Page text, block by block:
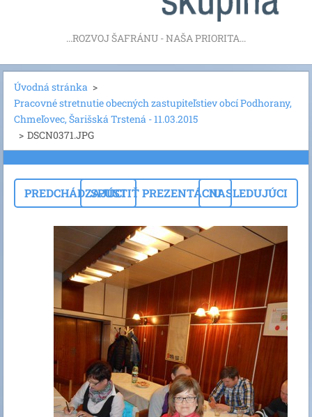
...ROZVOJ ŠAFRÁNU - NAŠA PRIORITA...
Úvodná stránka >
Pracovné stretnutie obecných zastupiteľstiev obcí Podhorany,
Chmeľovec, Šarišská Trstená - 11.03.2015
> DSCN0371.JPG
PREDCHÁDZAJÚCISPUSTIŤ PREZENTÁCIUNASLEDUJÚCI